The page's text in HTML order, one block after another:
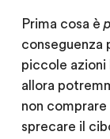
Prima cosa è
conseguenza
piccole azioni
allora
non
sprecare il